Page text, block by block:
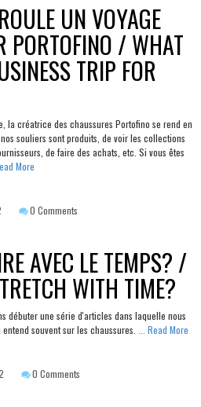
UN VOYAGE
PORTOFINO / WHAT
TRIP FOR
la créatrice des chaussures Portofino se rend en
souliers sont produits, de voir les collections
de faire des achats, etc. Si vous êtes
More
0 Comments
AVEC LE TEMPS? /
WITH TIME?
débuter une série d'articles dans laquelle nous
souvent sur les chaussures.
... Read More
0 Comments